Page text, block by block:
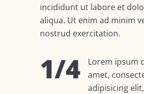
incididunt ut labore et
aliqua. Ut enim ad minim
nostrud exercitation.
1/4
Lorem ipsum
amet,
adipisicing